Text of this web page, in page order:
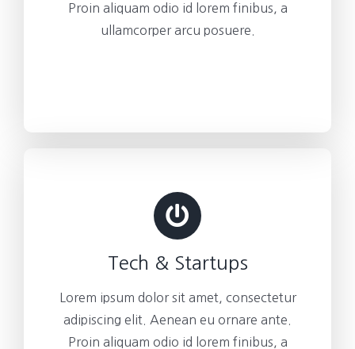
Proin aliquam odio id lorem finibus, a
ullamcorper arcu posuere.
Tech & Startups
Lorem ipsum dolor sit amet, consectetur
adipiscing elit. Aenean eu ornare ante.
Proin aliquam odio id lorem finibus, a